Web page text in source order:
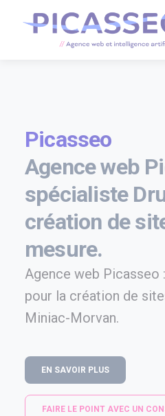
Picasseo
Agence web
spécialiste
création de
mesure.
Agence web Picasseo
pour la création de
Miniac-Morvan.
EN SAVOIR PLUS
FAIRE LE POINT AVEC UN